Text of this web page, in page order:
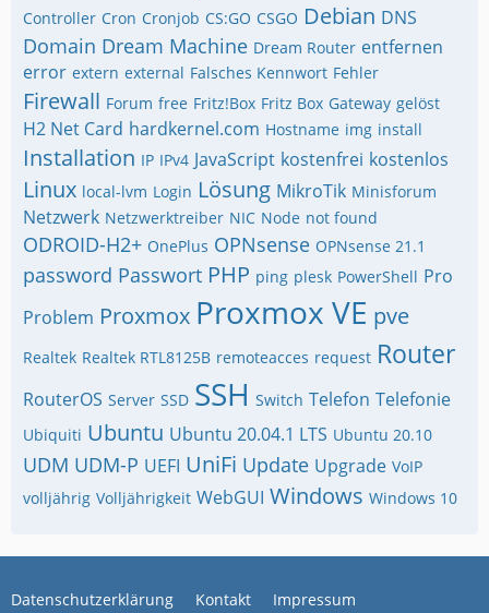
Controller Cron Cronjob CS:GO CSGO Debian DNS
Domain Dream Machine Dream Router entfernen
error extern external Falsches Kennwort Fehler
Firewall Forum free Fritz!Box Fritz Box Gateway gelöst
H2 Net Card hardkernel.com Hostname img install
Installation IP IPv4 JavaScript kostenfrei kostenlos
Linux local-lvm Login Lösung MikroTik Minisforum
Netzwerk Netzwerktreiber NIC Node not found
ODROID-H2+ OnePlus OPNsense OPNsense 21.1
password Passwort PHP ping plesk PowerShell Pro
Problem Proxmox Proxmox VE pve
Realtek Realtek RTL8125B remoteacces request Router
RouterOS Server SSD SSH Switch Telefon Telefonie
Ubiquiti Ubuntu Ubuntu 20.04.1 LTS Ubuntu 20.10
UDM UDM-P UEFI UniFi Update Upgrade VoIP
volljährig Volljährigkeit WebGUI Windows Windows 10
Datenschutzerklärung Kontakt Impressum